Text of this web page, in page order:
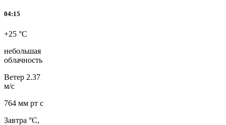
04:15
+25 °C
небольшая
облачность
Ветер 2.37
м/с
764 мм рт с
Завтра °C,